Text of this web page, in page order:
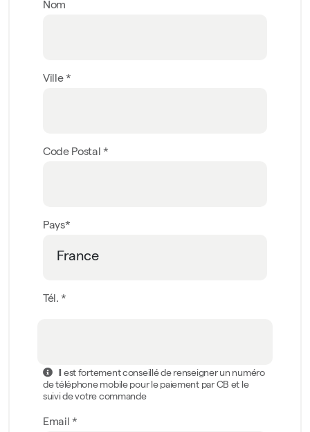
Nom
Ville *
Code Postal *
Pays*
Tél. *
Il est fortement conseillé de renseigner un numéro
de téléphone mobile pour le paiement par CB et le
suivi de votre commande
Email *